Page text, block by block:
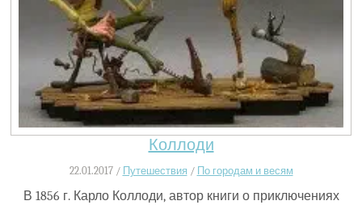
Коллоди
22.01.2017 / Путешествия / По городам и весям
В 1856 г. Карло Коллоди, автор книги о приключениях